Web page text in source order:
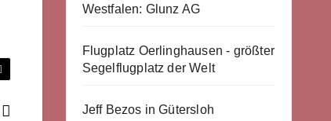
Westfalen: Glunz AG
Flugplatz Oerlinghausen - größter
Segelflugplatz der Welt
Jeff Bezos in Gütersloh